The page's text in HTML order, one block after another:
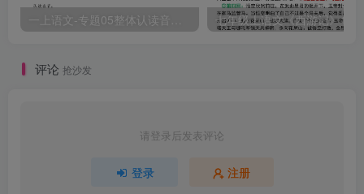
一上语文-专题05整体认读音节（16个）（知识+训练）
评论 抢沙发
请登录后发表评论
登录 注册